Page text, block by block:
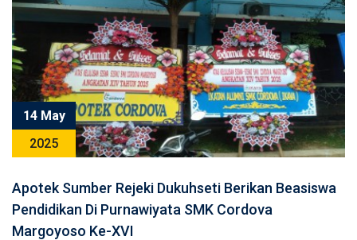
14 May
2025
Apotek Sumber Rejeki Dukuhseti Berikan Beasiswa
Pendidikan Di Purnawiyata SMK Cordova
Margoyoso Ke-XVI